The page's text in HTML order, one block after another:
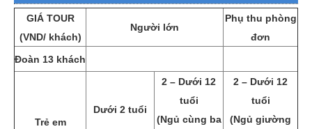
GIÁ TOUR
(VND/ khách)
Người lớn
Phụ thu phòng
đơn
Đoàn 13 khách
Trẻ em
Dưới 2 tuổi
2 – Dưới 12
tuổi
(Ngủ cùng ba
2 – Dưới 12
tuổi
(Ngủ giường